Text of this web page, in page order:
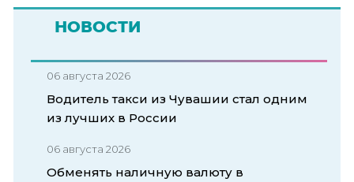
НОВОСТИ
06 августа 2026
Водитель такси из Чувашии стал одним
из лучших в России
06 августа 2026
Обменять наличную валюту в